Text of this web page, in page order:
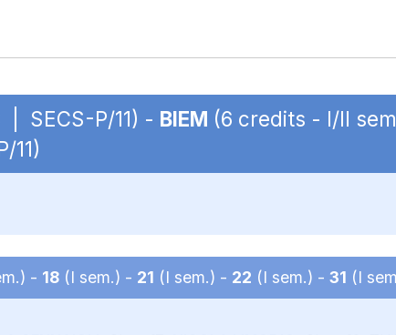
| SECS-P/11) - BIEM (6 credits - I/II
11)
- 18 (I sem.) - 21 (I sem.) - 22 (I sem.) - 31 (I